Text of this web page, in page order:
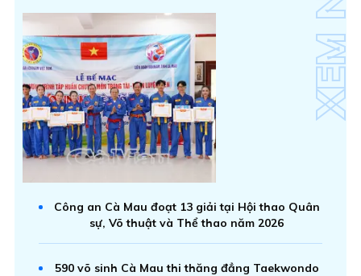
Công an Cà Mau đoạt 13 giải tại Hội thao Quân
sự, Võ thuật và Thể thao năm 2026
590 võ sinh Cà Mau thi thăng đẳng Taekwondo